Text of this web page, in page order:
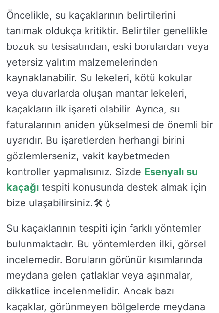
Öncelikle, su kaçaklarının belirtilerini
tanımak oldukça kritiktir. Belirtiler genellikle
bozuk su tesisatından, eski borulardan veya
yetersiz yalıtım malzemelerinden
kaynaklanabilir. Su lekeleri, kötü kokular
veya duvarlarda oluşan mantar lekeleri,
kaçakların ilk işareti olabilir. Ayrıca, su
faturalarının aniden yükselmesi de önemli bir
uyarıdır. Bu işaretlerden herhangi birini
gözlemlerseniz, vakit kaybetmeden
kontroller yapmalısınız. Sizde Esenyalı su
kaçağı tespiti konusunda destek almak için
bize ulaşabilirsiniz.🛠️💧
Su kaçaklarının tespiti için farklı yöntemler
bulunmaktadır. Bu yöntemlerden ilki, görsel
incelemedir. Boruların görünür kısımlarında
meydana gelen çatlaklar veya aşınmalar,
dikkatlice incelenmelidir. Ancak bazı
kaçaklar, görünmeyen bölgelerde meydana